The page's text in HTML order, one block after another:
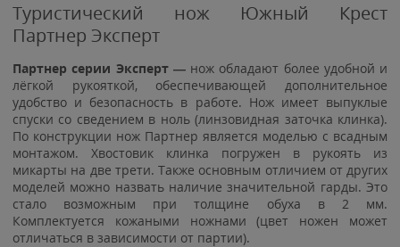
Туристический нож Южный Крест
Партнер Эксперт
Партнер серии Эксперт —нож обладают более удобной и
лёгкой рукояткой, обеспечивающей дополнительное
удобство и безопасность в работе. Нож имеет выпуклые
спуски со сведением в ноль (линзовидная заточка клинка).
По конструкции нож Партнер является моделью с всадным
монтажом. Хвостовик клинка погружен в рукоять из
микарты на две трети. Также основным отличием от других
моделей можно назвать наличие значительной гарды. Это
стало возможным при толщине обуха в 2 мм.
Комплектуется кожаными ножнами (цвет ножен может
отличаться в зависимости от партии).